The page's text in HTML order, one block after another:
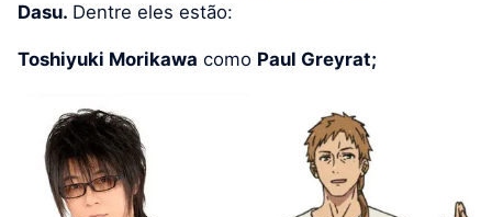
Dasu. Dentre eles estão:
Toshiyuki Morikawa como Paul Greyrat;